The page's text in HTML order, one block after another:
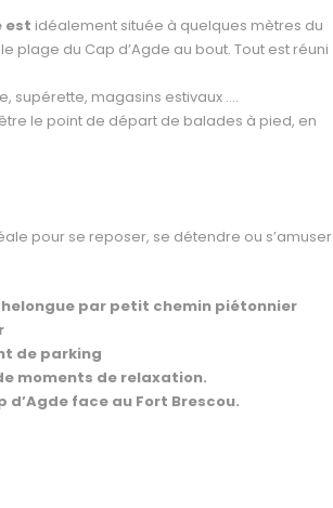
est idéalement située à quelques mètres du
plage du Cap d’Agde au bout. Tout est réuni
supérette, magasins estivaux ….
le point de départ de balades à pied, en
pour se reposer, se détendre ou s’amuser
par petit chemin piétonnier
de parking
moments de relaxation.
d’Agde face au Fort Brescou.